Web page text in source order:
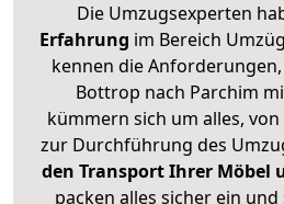
Die Umzugsexperten
Erfahrung im Bereich
kennen die
Bottrop nach Parchim
kümmern sich um alles,
zur Durchführung des
den Transport Ihrer Möbel
packen alles sicher ein